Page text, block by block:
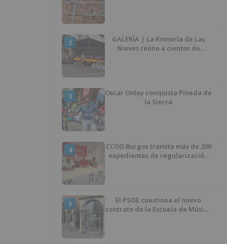
2
GALERÍA | La Romería de Las
Nieves reúne a cientos de
3
Oscar Onley conquista Pineda de
la Sierra
4
CCOO Burgos tramita más de 200
expedientes de regularización
5
El PSOE cuestiona el nuevo
contrato de la Escuela de Música